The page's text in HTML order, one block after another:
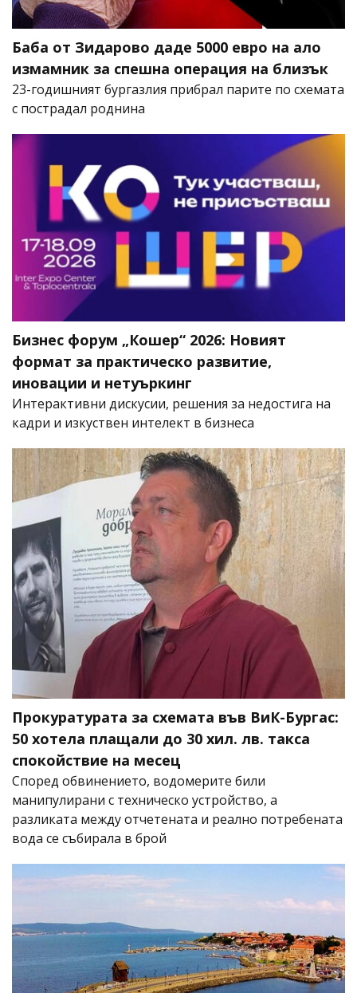
Баба от Зидарово даде 5000 евро на ало
измамник за спешна операция на близък
23-годишният бургазлия прибрал парите по схемата
с пострадал роднина
Бизнес форум „Кошер“ 2026: Новият
формат за практическо развитие,
иновации и нетуъркинг
Интерактивни дискусии, решения за недостига на
кадри и изкуствен интелект в бизнеса
Прокуратурата за схемата във ВиК-Бургас:
50 хотела плащали до 30 хил. лв. такса
спокойствие на месец
Според обвинението, водомерите били
манипулирани с техническо устройство, а
разликата между отчетената и реално потребената
вода се събирала в брой